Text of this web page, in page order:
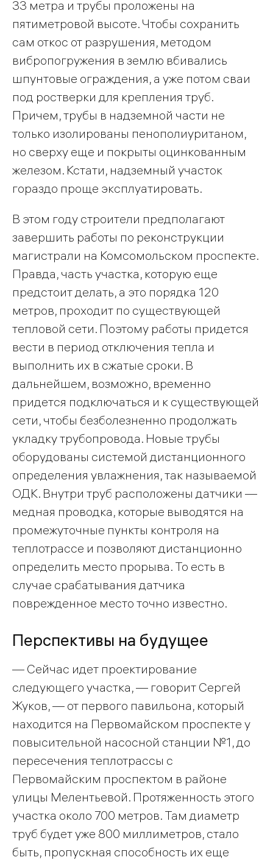
33 метра и трубы проложены на
пятиметровой высоте. Чтобы сохранить
сам откос от разрушения, методом
вибропогружения в землю вбивались
шпунтовые ограждения, а уже потом сваи
под ростверки для крепления труб.
Причем, трубы в надземной части не
только изолированы пенополиуританом,
но сверху еще и покрыты оцинкованным
железом. Кстати, надземный участок
гораздо проще эксплуатировать.
В этом году строители предполагают
завершить работы по реконструкции
магистрали на Комсомольском проспекте.
Правда, часть участка, которую еще
предстоит делать, а это порядка 120
метров, проходит по существующей
тепловой сети. Поэтому работы придется
вести в период отключения тепла и
выполнить их в сжатые сроки. В
дальнейшем, возможно, временно
придется подключаться и к существующей
сети, чтобы безболезненно продолжать
укладку трубопровода. Новые трубы
оборудованы системой дистанционного
определения увлажнения, так называемой
ОДК. Внутри труб расположены датчики —
медная проводка, которые выводятся на
промежуточные пункты контроля на
теплотрассе и позволяют дистанционно
определить место прорыва. То есть в
случае срабатывания датчика
поврежденное место точно известно.
Перспективы на будущее
— Сейчас идет проектирование
следующего участка, — говорит Сергей
Жуков, — от первого павильона, который
находится на Первомайском проспекте у
повысительной насосной станции №1, до
пересечения теплотрассы с
Первомайским проспектом в районе
улицы Мелентьевой. Протяженность этого
участка около 700 метров. Там диаметр
труб будет уже 800 миллиметров, стало
быть, пропускная способность их еще